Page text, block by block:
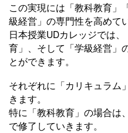
この実現には「教科教育」
級経営」の専門性を高めて
日本授業UDカレッジでは
育」、そして「学級経営」
とができます。
それぞれに「カリキュラム
きます。
特に「教科教育」の場合
で修了していきます。